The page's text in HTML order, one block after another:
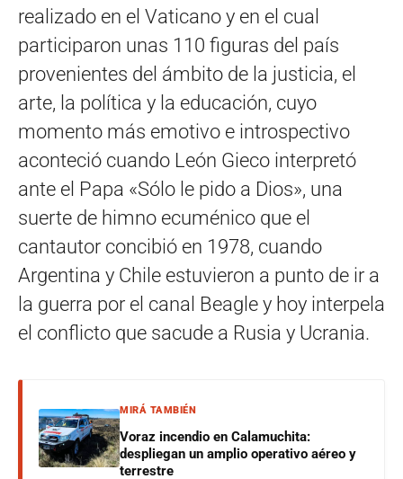
realizado en el Vaticano y en el cual
participaron unas 110 figuras del país
provenientes del ámbito de la justicia, el
arte, la política y la educación, cuyo
momento más emotivo e introspectivo
aconteció cuando León Gieco interpretó
ante el Papa «Sólo le pido a Dios», una
suerte de himno ecuménico que el
cantautor concibió en 1978, cuando
Argentina y Chile estuvieron a punto de ir a
la guerra por el canal Beagle y hoy interpela
el conflicto que sacude a Rusia y Ucrania.
MIRÁ TAMBIÉN
Voraz incendio en Calamuchita:
despliegan un amplio operativo aéreo y
terrestre